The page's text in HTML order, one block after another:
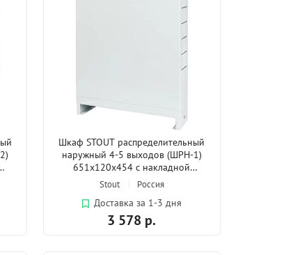
Шкаф STOUT распределительный
наружный 4-5 выходов (ШРН-1)
651х120х454 с накладной
дверцей
Stout Россия
Доставка за 1-3 дня
3 578 р.